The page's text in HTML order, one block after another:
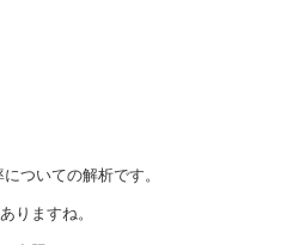
ついての解析です。
りますね。